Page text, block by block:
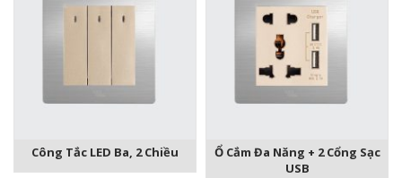
Công Tắc LED Ba, 2 Chiều
Ổ Cắm Đa Năng + 2 Cổng Sạc
USB